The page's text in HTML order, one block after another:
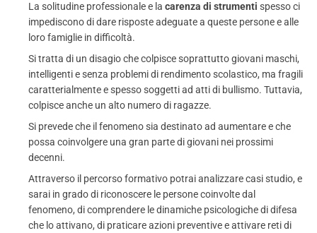
La solitudine professionale e la carenza di strumenti spesso ci
impediscono di dare risposte adeguate a queste persone e alle
loro famiglie in difficoltà.
Si tratta di un disagio che colpisce soprattutto giovani maschi,
intelligenti e senza problemi di rendimento scolastico, ma fragili
caratterialmente e spesso soggetti ad atti di bullismo. Tuttavia,
colpisce anche un alto numero di ragazze.
Si prevede che il fenomeno sia destinato ad aumentare e che
possa coinvolgere una gran parte di giovani nei prossimi
decenni.
Attraverso il percorso formativo potrai analizzare casi studio, e
sarai in grado di riconoscere le persone coinvolte dal
fenomeno, di comprendere le dinamiche psicologiche di difesa
che lo attivano, di praticare azioni preventive e attivare reti di